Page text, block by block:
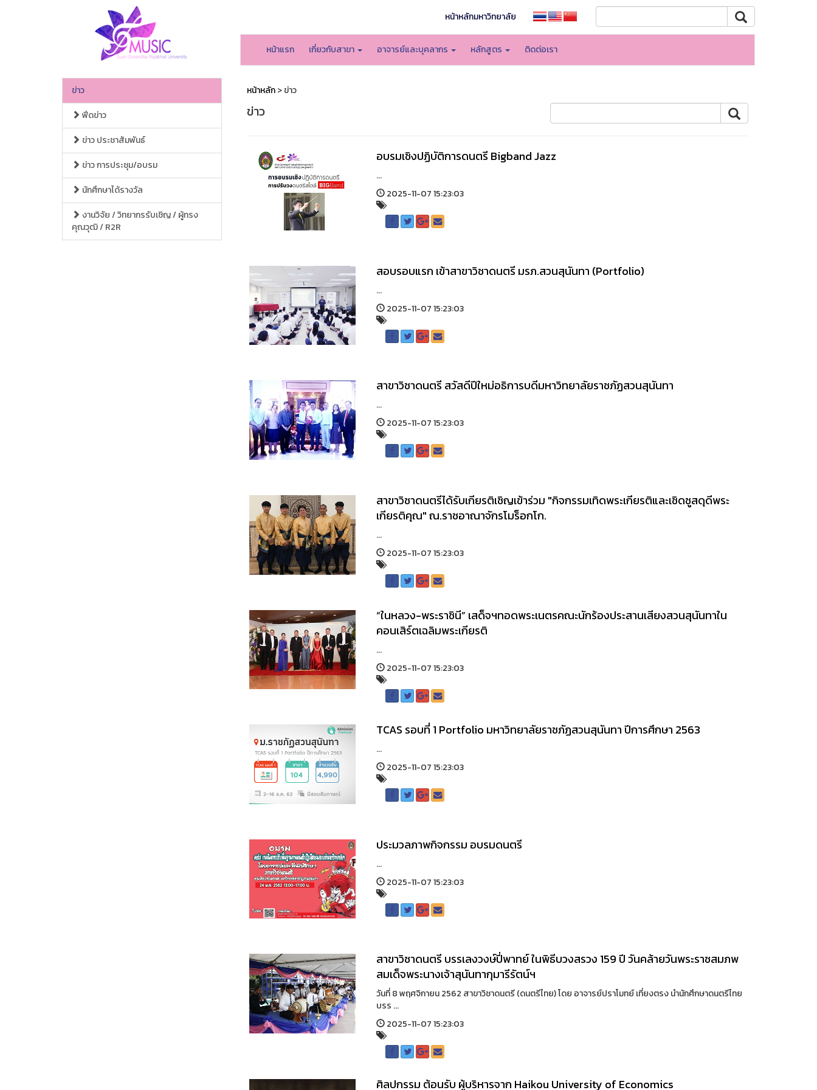
หน้าหลักมหาวิทยาลัย
หน้าแรก เกี่ยวกับสาขา อาจารย์และบุคลากร หลักสูตร ติดต่อเรา
ข่าว
ฟีดข่าว
ข่าว ประชาสัมพันธ์
ข่าว การประชุม/อบรม
นักศึกษาได้รางวัล
งานวิจัย / วิทยากรรับเชิญ / ผู้ทรง
คุณวุฒิ / R2R
หน้าหลัก> ข่าว
ข่าว
อบรมเชิงปฏิบัติการดนตรี Bigband Jazz
...
2025-11-07 15:23:03
สอบรอบแรก เข้าสาขาวิชาดนตรี มรภ.สวนสุนันทา (Portfolio)
...
2025-11-07 15:23:03
สาขาวิชาดนตรี สวัสดีปีใหม่อธิการบดีมหาวิทยาลัยราชภัฏสวนสุนันทา
...
2025-11-07 15:23:03
สาขาวิชาดนตรีได้รับเกียรติเชิญเข้าร่วม "กิจกรรมเทิดพระเกียรติและเชิดชูสดุดีพระ
เกียรติคุณ" ณ.ราชอาณาจักรโมร็อกโก.
...
2025-11-07 15:23:03
“ในหลวง-พระราชินี” เสด็จฯทอดพระเนตรคณะนักร้องประสานเสียงสวนสุนันทาใน
คอนเสิร์ตเฉลิมพระเกียรติ
...
2025-11-07 15:23:03
TCAS รอบที่ 1 Portfolio มหาวิทยาลัยราชภัฏสวนสุนันทา ปีการศึกษา 2563
...
2025-11-07 15:23:03
ประมวลภาพกิจกรรม อบรมดนตรี
...
2025-11-07 15:23:03
สาขาวิชาดนตรี บรรเลงวงษ์ปี่พาทย์ ในพิธีบวงสรวง 159 ปี วันคล้ายวันพระราชสมภพ
สมเด็จพระนางเจ้าสุนันทากุมารีรัตน์ฯ
วันที่ 8 พฤศจิกายน 2562 สาขาวิชาดนตรี (ดนตรีไทย) โดย อาจารย์ปราโมทย์ เที่ยงตรง นำนักศึกษาดนตรีไทย
บรร ...
2025-11-07 15:23:03
ศิลปกรรม ต้อนรับ ผู้บริหารจาก Haikou University of Economics